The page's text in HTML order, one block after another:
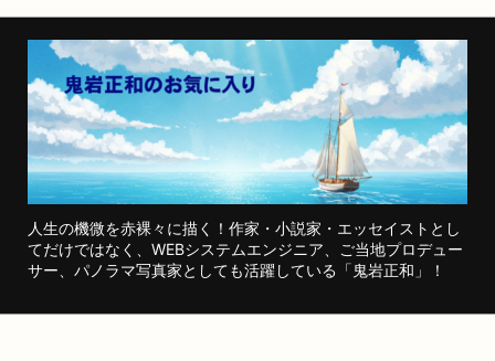
人生の機微を赤裸々に描く！作家・小説家・エッセイストとし
てだけではなく、WEBシステムエンジニア、ご当地プロデュー
サー、パノラマ写真家としても活躍している「鬼岩正和」！